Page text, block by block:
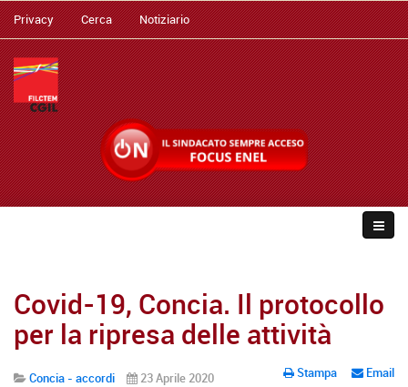
Privacy Cerca Notiziario
Covid-19, Concia. Il protocollo
per la ripresa delle attività
Stampa Email
Concia - accordi 23 Aprile 2020